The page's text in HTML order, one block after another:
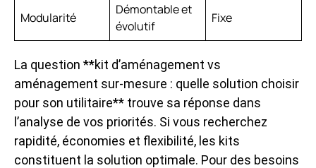
Modularité
Démontable et
évolutif
Fixe
La question **kit d’aménagement vs
aménagement sur-mesure : quelle solution choisir
pour son utilitaire** trouve sa réponse dans
l’analyse de vos priorités. Si vous recherchez
rapidité, économies et flexibilité, les kits
constituent la solution optimale. Pour des besoins